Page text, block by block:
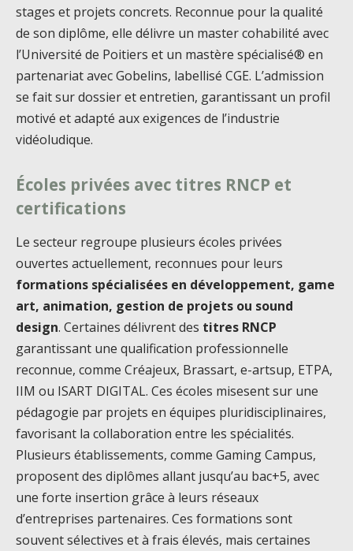
stages et projets concrets. Reconnue pour la qualité
de son diplôme, elle délivre un master cohabilité avec
l’Université de Poitiers et un mastère spécialisé® en
partenariat avec Gobelins, labellisé CGE. L’admission
se fait sur dossier et entretien, garantissant un profil
motivé et adapté aux exigences de l’industrie
vidéoludique.
Écoles privées avec titres RNCP et
certifications
Le secteur regroupe plusieurs écoles privées
ouvertes actuellement, reconnues pour leurs
formations spécialisées en développement, game
art, animation, gestion de projets ou sound
design. Certaines délivrent des titres RNCP
garantissant une qualification professionnelle
reconnue, comme Créajeux, Brassart, e-artsup, ETPA,
IIM ou ISART DIGITAL. Ces écoles misesent sur une
pédagogie par projets en équipes pluridisciplinaires,
favorisant la collaboration entre les spécialités.
Plusieurs établissements, comme Gaming Campus,
proposent des diplômes allant jusqu’au bac+5, avec
une forte insertion grâce à leurs réseaux
d’entreprises partenaires. Ces formations sont
souvent sélectives et à frais élevés, mais certaines